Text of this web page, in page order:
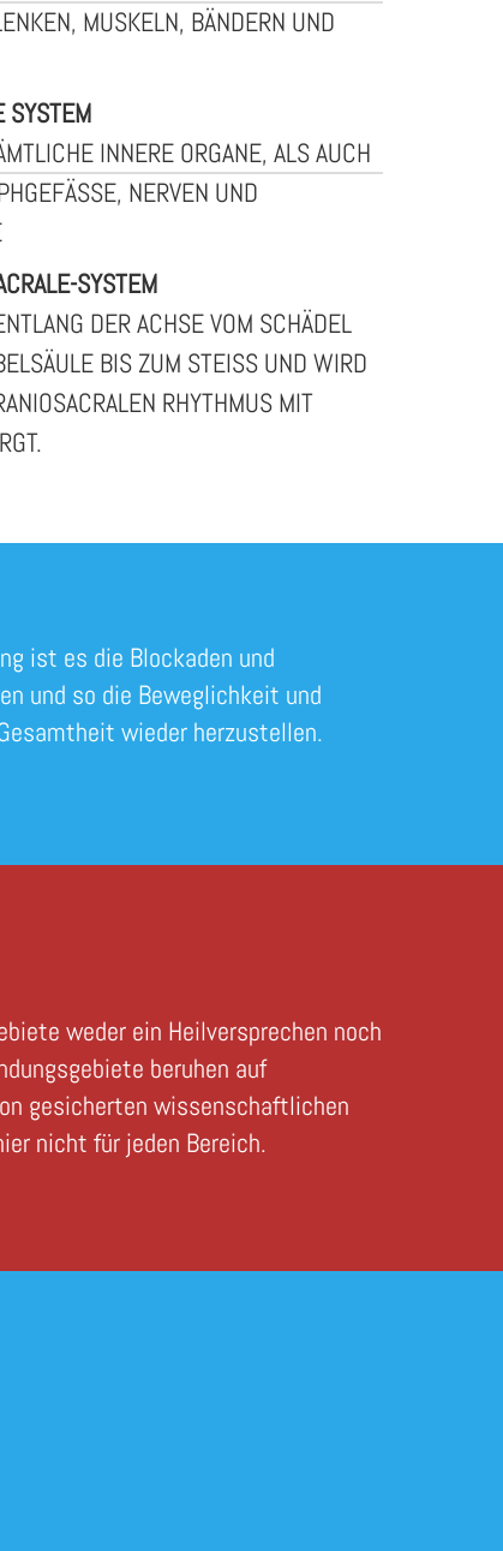
MUSKELN, BÄNDERN UND
SYSTEM
INNERE ORGANE, ALS AUCH
NERVEN UND B
SYSTEM
DER ACHSE VOM SCHÄDEL
BIS ZUM STEISS UND WIRD D
RHYTHMUS MIT L
ist es die Blockaden und
und so die Beweglichkeit und
wieder herzustellen.
weder ein Heilversprechen noch
beruhen auf
gesicherten wissenschaftlichen
nicht für jeden Bereich.